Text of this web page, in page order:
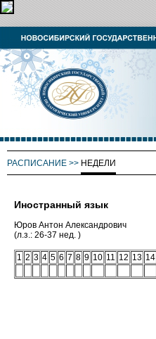
РАСПИСАНИЕ >> НЕДЕЛИ
Иностранный язык
Юров Антон Александрович
(л.з.: 26-37 нед. )
1 2 3 4 5 6 7 8 9 10 11 12 13 14